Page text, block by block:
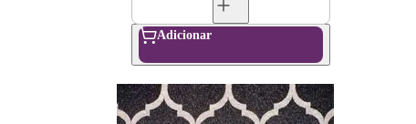
Adicionar